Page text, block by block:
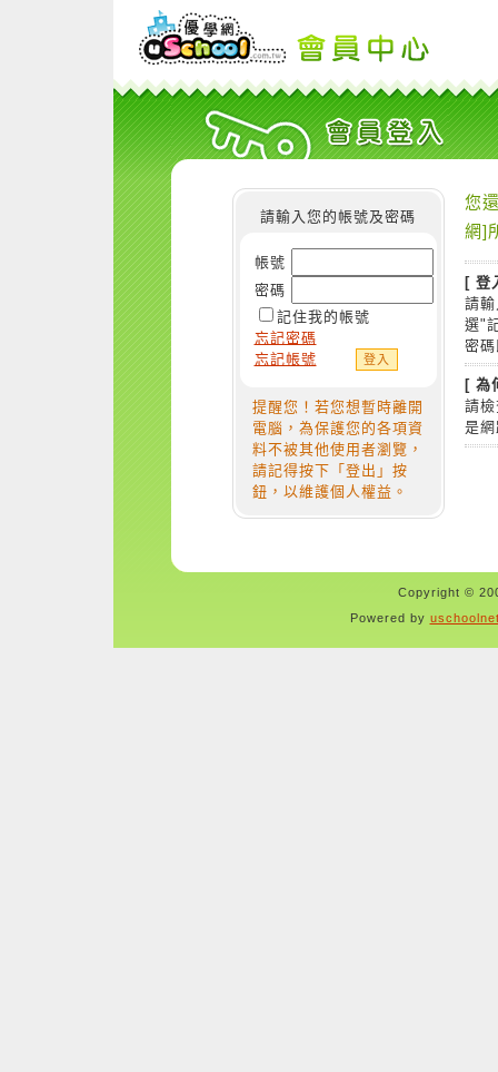
請輸入您的帳號及密碼
帳號
密碼
記住我的帳號
忘記密碼
忘記帳號
提醒您！若您想暫時離開
電腦，為保護您的各項資
料不被其他使用者瀏覽，
請記得按下「登出」按
鈕，以維護個人權益。
您
網]
[ 登
請
選"
密
[ 為
請
是
Copyright ©
Powered by